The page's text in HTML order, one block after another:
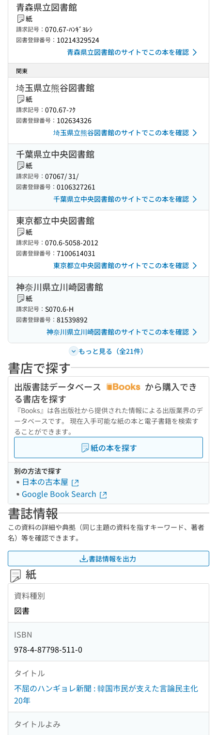
青森県立図書館
紙
請求記号： 070.67-ﾊﾝｷﾞﾖﾚｼ
図書登録番号： 10214329524
青森県立図書館のサイトでこの本を確認
関東
埼玉県立熊谷図書館
紙
請求記号： 070.67-ﾌｸ
図書登録番号： 102634326
埼玉県立熊谷図書館のサイトでこの本を確認
千葉県立中央図書館
紙
請求記号： 07067/ 31/
図書登録番号： 0106327261
千葉県立中央図書館のサイトでこの本を確認
東京都立中央図書館
紙
請求記号： 070.6-5058-2012
図書登録番号： 7100614031
東京都立中央図書館のサイトでこの本を確認
神奈川県立川崎図書館
紙
請求記号： S070.6-H
図書登録番号： 81539892
神奈川県立川崎図書館のサイトでこの本を確認
もっと見る（全21件）
書店で探す
出版書誌データベース
から購入でき
る書店を探す
『Books』は各出版社から提供された情報による出版業界のデ
ータベースです。 現在入手可能な紙の本と電子書籍を検索す
ることができます。
紙の本を探す
別の方法で探す
日本の古本屋
Google Book Search
書誌情報
この資料の詳細や典拠（同じ主題の資料を指すキーワード、著者
名）等を確認できます。
書誌情報を出力
紙
資料種別
図書
ISBN
978-4-87798-511-0
タイトル
不屈のハンギョレ新聞 : 韓国市民が支えた言論民主化
20年
タイトルよみ